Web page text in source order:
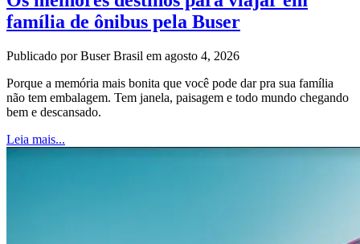
família de ônibus pela Buser
Publicado por Buser Brasil em agosto 4, 2026
Porque a memória mais bonita que você pode dar pra sua família
não tem embalagem. Tem janela, paisagem e todo mundo chegando
bem e descansado.
Leia mais...